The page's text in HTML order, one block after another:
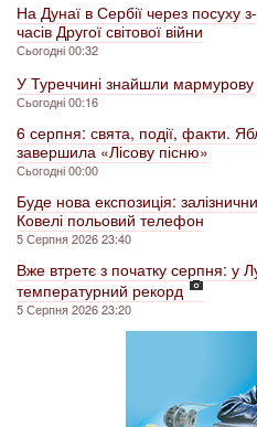
На Дунаї в Сербії через посуху
часів Другої світової війни
Сьогодні 00:32
У Туреччині знайшли мармурову
Сьогодні 00:16
6 серпня: свята, події, факти.
завершила «Лісову пісню»
Сьогодні 00:00
Буде нова експозиція:
Ковелі польовий телефон
5 Серпня 2026 23:40
Вже втретє з початку серпня: у
температурний рекорд
5 Серпня 2026 23:20